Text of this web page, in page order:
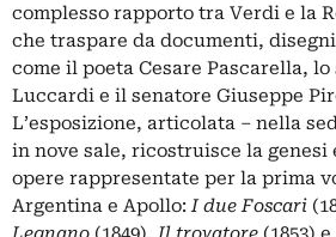
complesso rapporto tra Verdi e la
che traspare da documenti,
come il poeta Cesare Pascarella,
Luccardi e il senatore Giuseppe
L’esposizione, articolata – nella
in nove sale, ricostruisce la genesi
opere rappresentate per la prima
Argentina e Apollo:I due Foscari